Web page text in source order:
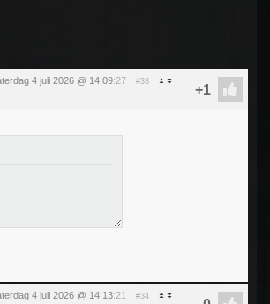
4 juli 2026 @ 14:09:27 #33
4 juli 2026 @ 14:13:21 #34